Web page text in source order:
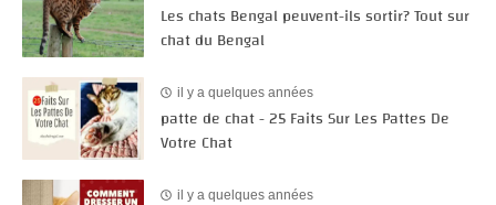
Les chats Bengal peuvent-ils sortir? Tout sur
chat du Bengal
il y a quelques années
patte de chat - 25 Faits Sur Les Pattes De
Votre Chat
il y a quelques années